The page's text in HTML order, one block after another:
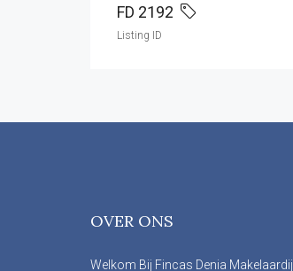
FD 2192
Listing ID
OVER ONS
Welkom Bij Fincas Denia Makelaardij